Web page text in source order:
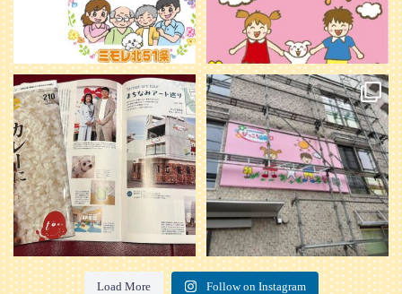
本日発売のオトンvol.210号に掲載さ
れました！...
28 1
『ぴっころ山鼻』オープンに向けて
準備が着々と進んでいます。
皆さんお楽しみに〜
...
26 0
Load More Follow on Instagram